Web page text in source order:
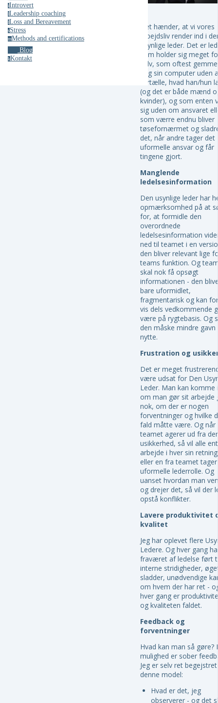
iIntrovert
lLeadership coaching
lLoss and Bereavement
sStress
mMethods and certifications
Blog
kKontakt
Det hænder, at vi vores
arbejdsliv render ind i
usynlige leder. Det er
som holder sig meget
selv, som oftest
bag sin computer uden
fortælle, hvad han/hun
(og det er både mænd
kvinder), og som enten
sig uden om ansvaret
som værre endnu bliver
tøsefornærmet og
det, når andre tager det
uformelle ansvar og får
tingene gjort.
Manglende
ledelsesinformation
Den usynlige leder har
opmærksomhed på at
for, at formidle den
overordnede
ledelsesinformation
ned til teamet i en
den bliver relevant lige
teams funktion. Og
skal nok få opsøgt
informationen - den
bare uformidlet,
fragmentarisk og kan
vis dels vedkommende
være på rygtebasis. Og
den måske mindre gavn
nytte.
Frustration og
Det er meget
være udsat for Den
Leder. Man kan komme
om man gør sit arbejde
nok, om der er nogen
forventninger og hvilke
fald måtte være. Og når
teamet agerer ud fra
usikkerhed, så vil alle
arbejde i hver sin
eller en fra teamet
uformelle lederrolle. Og
uanset hvordan man
og drejer det, så vil der
opstå konflikter.
Lavere produktivitet
kvalitet
Jeg har oplevet flere
Ledere. Og hver gang
fraværet af ledelse ført
interne stridigheder,
sladder, unødvendige
om hvem der har ret -
hver gang er
og kvaliteten faldet.
Feedback og
forventninger
Hvad kan man så gøre?
mulighed er sober
Jeg er selv ret
denne model:
Hvad er det, jeg
observerer - og det